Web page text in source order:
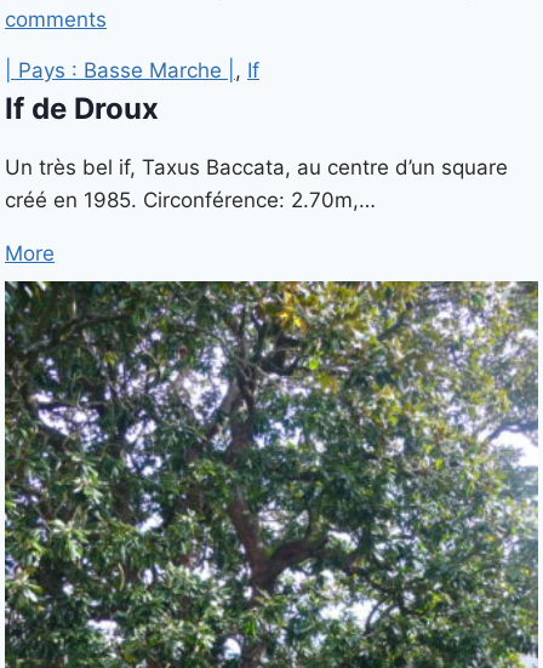
comments
| Pays : Basse Marche | , If
If de Droux
Un très bel if, Taxus Baccata, au centre d’un square
créé en 1985. Circonférence: 2.70m,…
More